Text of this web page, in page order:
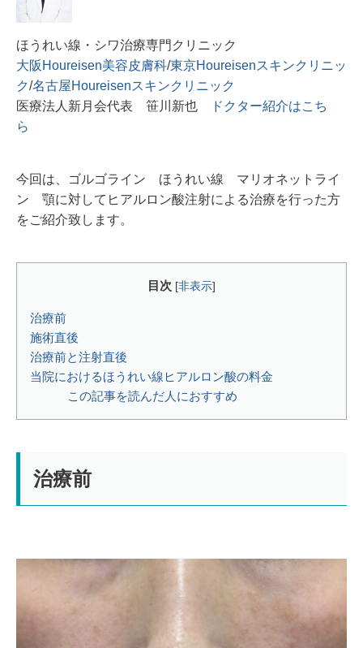
ほうれい線・シワ治療専門クリニック
大阪Houreisen美容皮膚科/東京Houreisenスキンクリニッ
ク/名古屋Houreisenスキンクリニック
医療法人新月会代表 笹川新也
ドクター紹介はこち
ら
今回は、ゴルゴライン ほうれい線 マリオネットライ
ン 顎に対してヒアルロン酸注射による治療を行った方
をご紹介致します。
目次 [非表示]
治療前
施術直後
治療前と注射直後
当院におけるほうれい線ヒアルロン酸の料金
この記事を読んだ人におすすめ
治療前